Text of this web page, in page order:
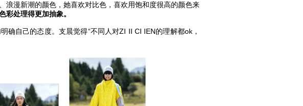
浪漫新潮的颜色，她喜欢对比色，喜欢用饱和度很高的颜色来
彩处理得更加抽象。
确自己的态度。支晨觉得“不同人对ZI II CI IEN的理解都ok，